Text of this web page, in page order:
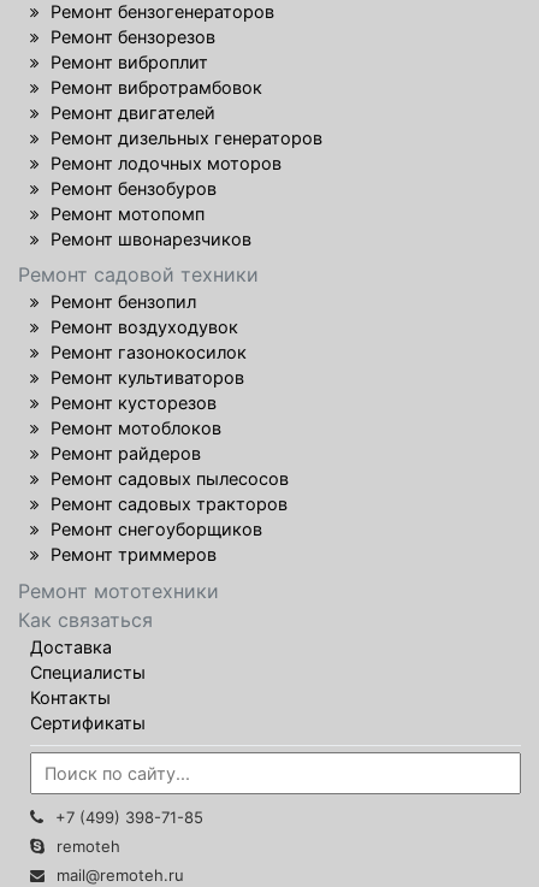
Ремонт бензогенераторов
Ремонт бензорезов
Ремонт виброплит
Ремонт вибротрамбовок
Ремонт двигателей
Ремонт дизельных генераторов
Ремонт лодочных моторов
Ремонт бензобуров
Ремонт мотопомп
Ремонт швонарезчиков
Ремонт садовой техники
Ремонт бензопил
Ремонт воздуходувок
Ремонт газонокосилок
Ремонт культиваторов
Ремонт кусторезов
Ремонт мотоблоков
Ремонт райдеров
Ремонт садовых пылесосов
Ремонт садовых тракторов
Ремонт снегоуборщиков
Ремонт триммеров
Ремонт мототехники
Как связаться
Доставка
Специалисты
Контакты
Сертификаты
+7 (499) 398-71-85
remoteh
mail@remoteh.ru